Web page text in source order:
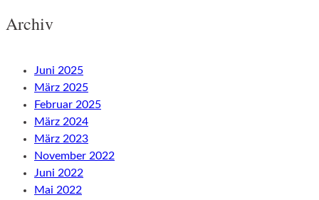
Archiv
Juni 2025
März 2025
Februar 2025
März 2024
März 2023
November 2022
Juni 2022
Mai 2022